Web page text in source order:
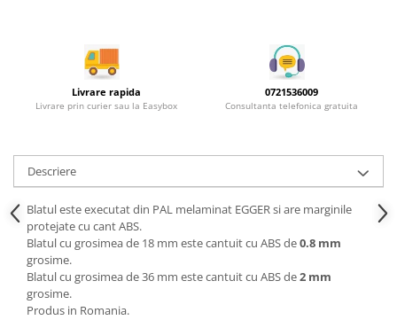
Livrare rapida
Livrare prin curier sau la Easybox
0721536009
Consultanta telefonica gratuita
Descriere
Blatul este executat din PAL melaminat EGGER si are marginile
protejate cu cant ABS.
Blatul cu grosimea de 18 mm este cantuit cu ABS de0.8 mm
grosime.
Blatul cu grosimea de 36 mm este cantuit cu ABS de2 mm
grosime.
Produs in Romania.